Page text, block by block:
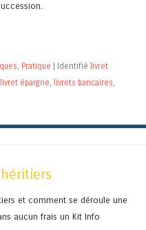
.
Pratique | Identifié livret
livret épargne livrets bancaires
et comment se déroule une
aucun frais un Kit Info